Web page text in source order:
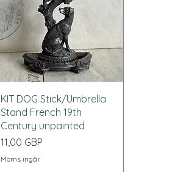
Snabbvisning
KIT DOG Stick/Umbrella
Stand French 19th
Century unpainted
Pris
11,00 GBP
Moms ingår